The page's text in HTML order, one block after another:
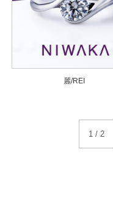
麗/REI
1 / 2